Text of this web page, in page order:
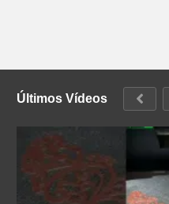
Últimos Vídeos